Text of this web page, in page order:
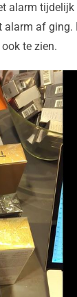
alarm
af ging.
te zien.